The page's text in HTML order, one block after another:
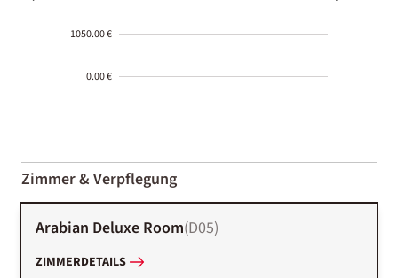
1050.00 €
0.00 €
01-02
Zimmer & Verpflegung
Arabian Deluxe Room(D05)
ZIMMERDETAILS